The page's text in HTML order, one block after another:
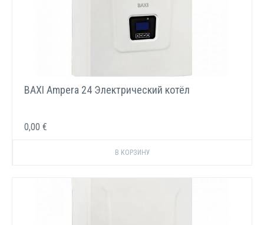
BAXI Ampera 24 Электрический котёл
0,00 €